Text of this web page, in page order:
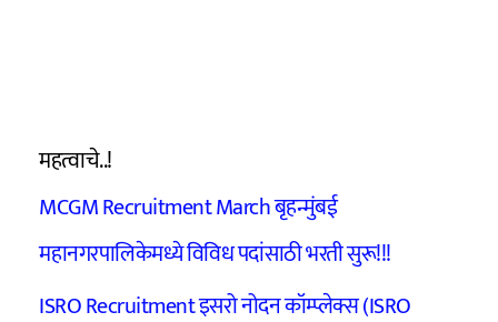
महत्वाचे..!
MCGM Recruitment March बृहन्मुंबई
महानगरपालिकेमध्ये विविध पदांसाठी भरती सुरू!!!
ISRO Recruitment इसरो नोदन कॉम्प्लेक्स (ISRO